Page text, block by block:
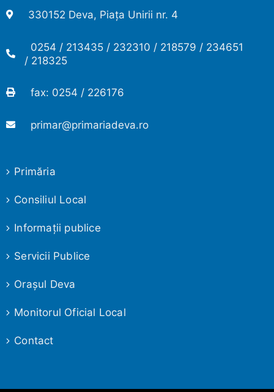
330152 Deva, Piața Unirii nr. 4
0254 / 213435 / 232310 / 218579 / 234651
/ 218325
fax: 0254 / 226176
primar@primariadeva.ro
Primăria
Consiliul Local
Informaţii publice
Servicii Publice
Oraşul Deva
Monitorul Oficial Local
Contact